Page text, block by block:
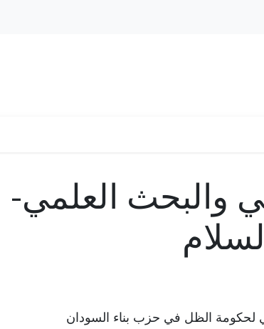
والبحث العلمي-
الظل في حزب بناء السودان